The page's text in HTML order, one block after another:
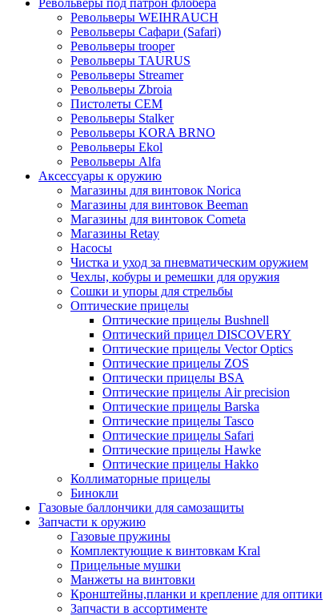
Револьверы WEIHRAUCH
Револьверы Сафари (Safari)
Револьверы trooper
Револьверы TAURUS
Револьверы Streamer
Револьверы Zbroia
Пистолеты СЕМ
Револьверы Stalker
Револьверы KORA BRNO
Револьверы Ekol
Револьверы Alfa
Аксессуары к оружию
Магазины для винтовок Norica
Магазины для винтовок Beeman
Магазины для винтовок Cometa
Магазины Retay
Насосы
Чистка и уход за пневматическим оружием
Чехлы, кобуры и ремешки для оружия
Сошки и упоры для стрельбы
Оптические прицелы
Оптические прицелы Bushnell
Оптический прицел DISCOVERY
Оптические прицелы Vector Optics
Оптические прицелы ZOS
Оптически прицелы BSA
Оптические прицелы Air precision
Оптические прицелы Barska
Оптические прицелы Tasco
Оптические прицелы Safari
Оптические прицелы Hawke
Оптические прицелы Hakko
Коллиматорные прицелы
Бинокли
Газовые баллончики для самозащиты
Запчасти к оружию
Газовые пружины
Комплектующие к винтовкам Kral
Прицельные мушки
Манжеты на винтовки
Кронштейны,планки и крепление для оптики
Запчасти в ассортименте